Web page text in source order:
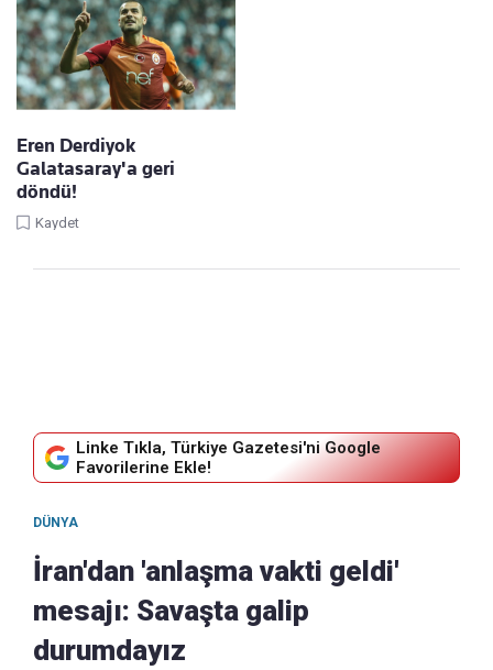
Eren Derdiyok
Galatasaray'a geri
döndü!
Kaydet
Linke Tıkla, Türkiye Gazetesi'ni Google
Favorilerine Ekle!
DÜNYA
İran'dan 'anlaşma vakti geldi'
mesajı: Savaşta galip
durumdayız